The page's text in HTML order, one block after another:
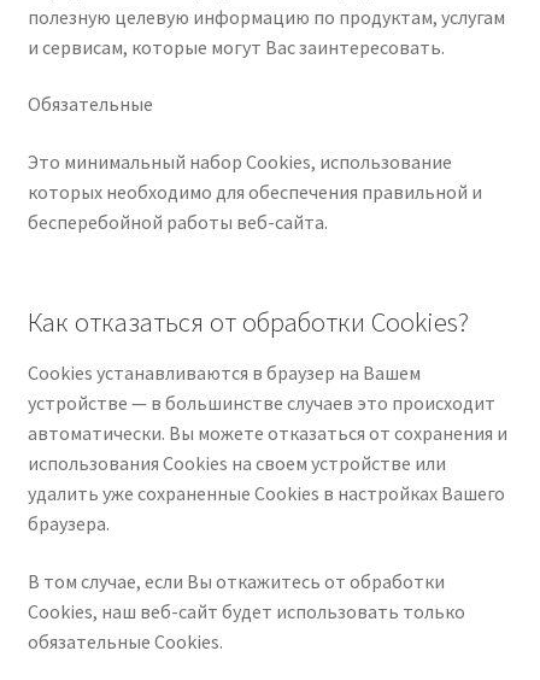
полезную целевую информацию по продуктам, услугам
и сервисам, которые могут Вас заинтересовать.
Обязательные
Это минимальный набор Cookies, использование
которых необходимо для обеспечения правильной и
бесперебойной работы веб-сайта.
Как отказаться от обработки Сookies?
Cookies устанавливаются в браузер на Вашем
устройстве — в большинстве случаев это происходит
автоматически. Вы можете отказаться от сохранения и
использования Cookies на своем устройстве или
удалить уже сохраненные Cookies в настройках Вашего
браузера.
В том случае, если Вы откажитесь от обработки
Cookies, наш веб-сайт будет использовать только
обязательные Cookies.